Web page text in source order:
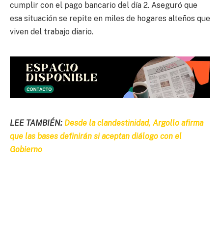
cumplir con el pago bancario del día 2. Aseguró que
esa situación se repite en miles de hogares alteños que
viven del trabajo diario.
LEE TAMBIÉN: Desde la clandestinidad, Argollo afirma
que las bases definirán si aceptan diálogo con el
Gobierno